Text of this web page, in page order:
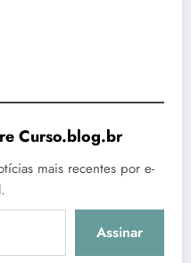
Curso.blog.br
mais recentes por e-
Assinar